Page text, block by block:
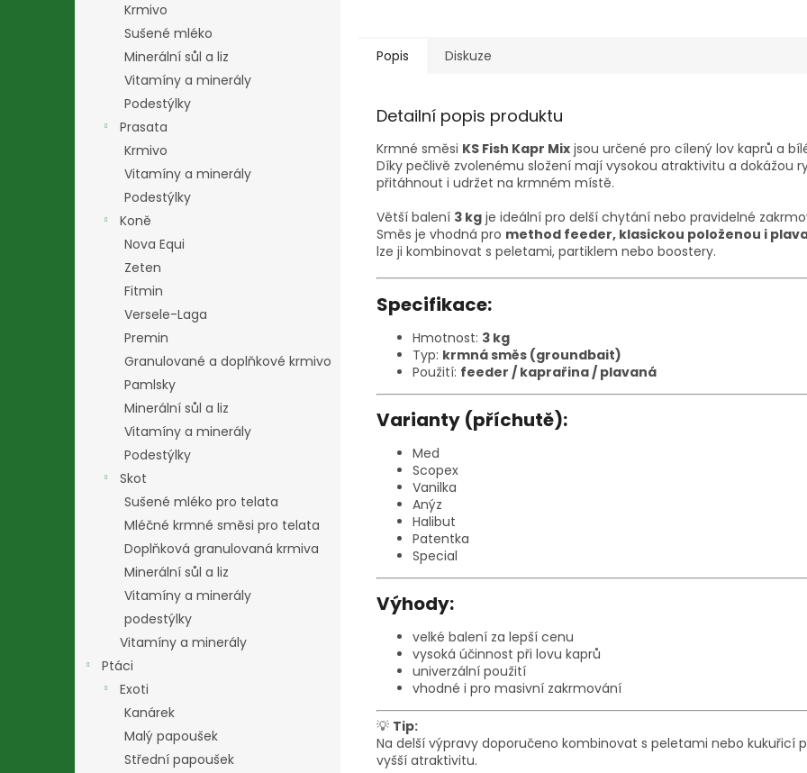
Krmivo
Sušené mléko
Minerální sůl a liz
Vitamíny a minerály
Podestýlky
Prasata
Krmivo
Vitamíny a minerály
Podestýlky
Koně
Nova Equi
Zeten
Fitmin
Versele-Laga
Premin
Granulované a doplňkové krmivo
Pamlsky
Minerální sůl a liz
Vitamíny a minerály
Podestýlky
Skot
Sušené mléko pro telata
Mléčné krmné směsi pro telata
Doplňková granulovaná krmiva
Minerální sůl a liz
Vitamíny a minerály
podestýlky
Vitamíny a minerály
Ptáci
Exoti
Kanárek
Malý papoušek
Střední papoušek
Popis Diskuze
Detailní popis produktu
Krmné směsi KS Fish Kapr Mix jsou určené pro cílený lov kaprů a
Díky pečlivě zvolenému složení mají vysokou atraktivitu a dokážou
přitáhnout i udržet na krmném místě.
Větší balení 3 kg je ideální pro delší chytání nebo pravidelné
Směs je vhodná pro method feeder, klasickou položenou i
lze ji kombinovat s peletami, partiklem nebo boostery.
Specifikace:
Hmotnost: 3 kg
Typ: krmná směs (groundbait)
Použití: feeder / kaprařina / plavaná
Varianty (příchutě):
Med
Scopex
Vanilka
Anýz
Halibut
Patentka
Special
Výhody:
velké balení za lepší cenu
vysoká účinnost při lovu kaprů
univerzální použití
vhodné i pro masivní zakrmování
💡 Tip:
Na delší výpravy doporučeno kombinovat s peletami nebo kukuřicí
vyšší atraktivitu.